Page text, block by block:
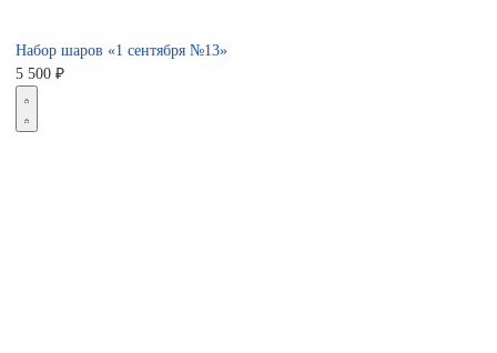
Набор шаров «1 сентября №13»
5 500 ₽